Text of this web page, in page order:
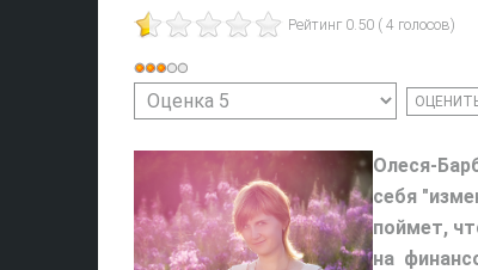
Рейтинг 0.50 ( 4 голосов)
Рейтинг:
3/5
Пожалуйста,
Олеся-
себя
поймет,
на